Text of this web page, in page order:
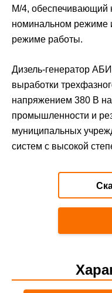
М/4, обеспечивающий
номинальном режиме
режиме работы.
Дизель-генератор
выработки
напряжением 380 В на
промышленности и
муниципальных
систем с высокой